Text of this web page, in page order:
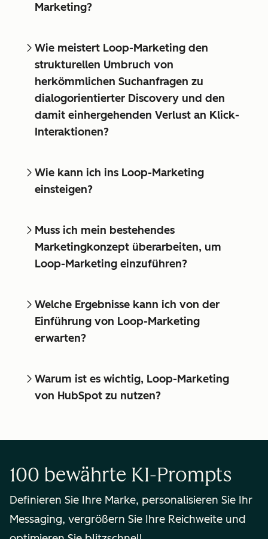
Marketing?
Wie meistert Loop-Marketing den
strukturellen Umbruch von
herkömmlichen Suchanfragen zu
dialogorientierter Discovery und den
damit einhergehenden Verlust an Klick-
Interaktionen?
Wie kann ich ins Loop-Marketing
einsteigen?
Muss ich mein bestehendes
Marketingkonzept überarbeiten, um
Loop-Marketing einzuführen?
Welche Ergebnisse kann ich von der
Einführung von Loop-Marketing
erwarten?
Warum ist es wichtig, Loop-Marketing
von HubSpot zu nutzen?
100 bewährte KI-Prompts
Definieren Sie Ihre Marke, personalisieren Sie Ihr
Messaging, vergrößern Sie Ihre Reichweite und